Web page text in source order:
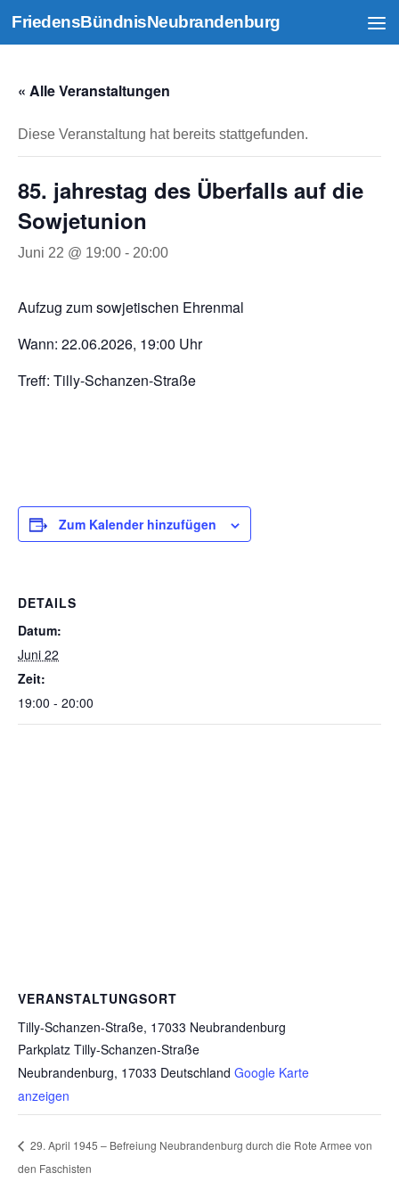
Zum Inhalt springen
FriedensBündnisNeubrandenburg
« Alle Veranstaltungen
Diese Veranstaltung hat bereits stattgefunden.
85. jahrestag des Überfalls auf die
Sowjetunion
Juni 22 @ 19:00 - 20:00
Aufzug zum sowjetischen Ehrenmal
Wann: 22.06.2026, 19:00 Uhr
Treff: Tilly-Schanzen-Straße
Zum Kalender hinzufügen
DETAILS
Datum:
Juni 22
Zeit:
19:00 - 20:00
VERANSTALTUNGSORT
Tilly-Schanzen-Straße, 17033 Neubrandenburg
Parkplatz Tilly-Schanzen-Straße
Neubrandenburg, 17033 Deutschland Google Karte
anzeigen
29. April 1945 – Befreiung Neubrandenburg durch die Rote Armee von
den Faschisten